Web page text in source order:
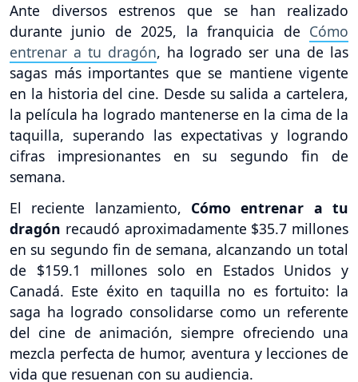
Ante diversos estrenos que se han realizado
durante junio de 2025, la franquicia de Cómo
entrenar a tu dragón, ha logrado ser una de las
sagas más importantes que se mantiene vigente
en la historia del cine. Desde su salida a cartelera,
la película ha logrado mantenerse en la cima de la
taquilla, superando las expectativas y logrando
cifras impresionantes en su segundo fin de
semana.
El reciente lanzamiento, Cómo entrenar a tu
dragón recaudó aproximadamente $35.7 millones
en su segundo fin de semana, alcanzando un total
de $159.1 millones solo en Estados Unidos y
Canadá. Este éxito en taquilla no es fortuito: la
saga ha logrado consolidarse como un referente
del cine de animación, siempre ofreciendo una
mezcla perfecta de humor, aventura y lecciones de
vida que resuenan con su audiencia.